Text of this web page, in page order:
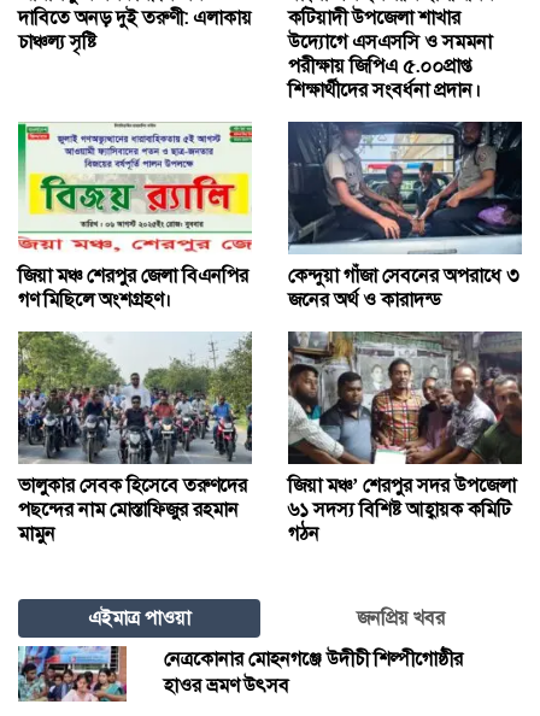
দাবিতে অনড় দুই তরুণী: এলাকায়
চাঞ্চল্য সৃষ্টি
কটিয়াদী উপজেলা শাখার
উদ্যোগে এসএসসি ও সমমনা
পরীক্ষায় জিপিএ ৫.০০প্রাপ্ত
শিক্ষার্থীদের সংবর্ধনা প্রদান।
জিয়া মঞ্চ শেরপুর জেলা বিএনপির
গণ মিছিলে অংশগ্রহণ।
কেন্দুয়া গাঁজা সেবনের অপরাধে ৩
জনের অর্থ ও কারাদন্ড
ভালুকার সেবক হিসেবে তরুণদের
পছন্দের নাম মোস্তাফিজুর রহমান
মামুন
জিয়া মঞ্চ’ শেরপুর সদর উপজেলা
৬১ সদস্য বিশিষ্ট আহ্বায়ক কমিটি
গঠন
এইমাত্র পাওয়া
জনপ্রিয় খবর
নেত্রকোনার মোহনগঞ্জে উদীচী শিল্পীগোষ্ঠীর
হাওর ভ্রমণ উৎসব